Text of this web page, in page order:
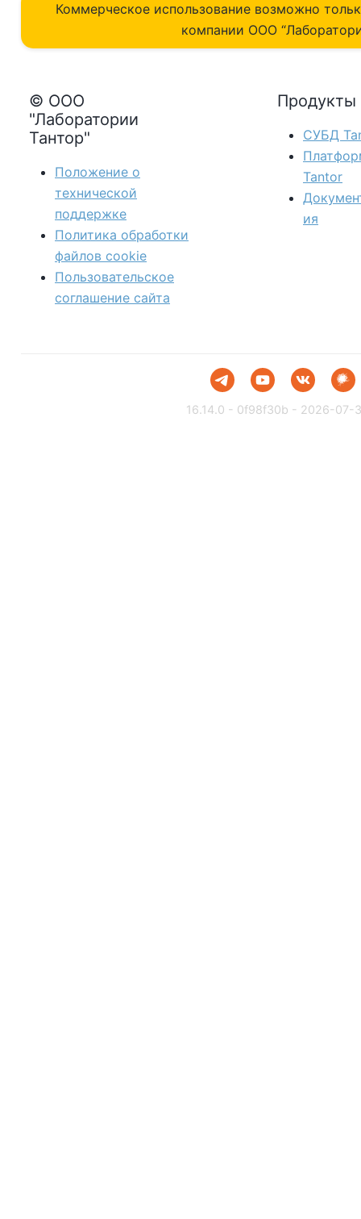
Коммерческое использование возможно
компании ОOO
© ООО
"Лаборатории
Тантор"
Положение о
технической
поддержке
Политика обработки
файлов сookie
Пользовательское
соглашение сайта
Продукты
СУБД
Tantor
ия
16.14.0 - 0f98f30b - 2026-07-